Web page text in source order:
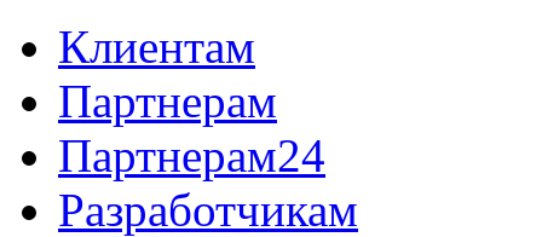
Клиентам
Партнерам
Партнерам24
Разработчикам